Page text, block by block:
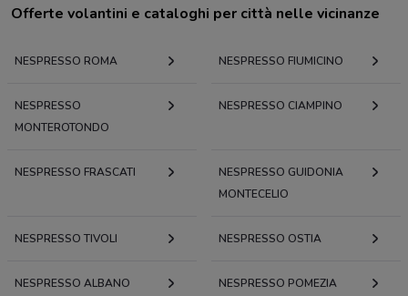
Offerte volantini e cataloghi per città nelle vicinanze
NESPRESSO ROMA NESPRESSO FIUMICINO
NESPRESSO
MONTEROTONDO
NESPRESSO CIAMPINO
NESPRESSO FRASCATI
NESPRESSO GUIDONIA
MONTECELIO
NESPRESSO TIVOLI NESPRESSO OSTIA
NESPRESSO ALBANO
NESPRESSO POMEZIA